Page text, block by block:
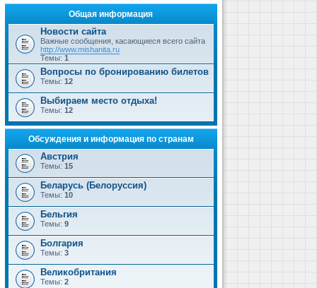
Общая информация
Новости сайта
Важные сообщения, касающиеся всего сайта
http://www.mishanita.ru
Темы: 1
Вопросы по бронированию билетов
Темы: 12
Выбираем место отдыха!
Темы: 12
Обсуждения и информация по странам
Австрия
Темы: 15
Беларусь (Белоруссия)
Темы: 10
Бельгия
Темы: 9
Болгария
Темы: 3
Великобритания
Темы: 2